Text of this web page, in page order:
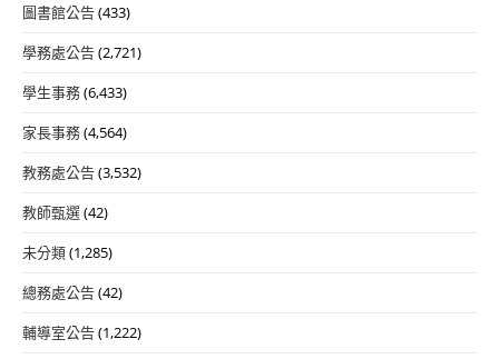
圖書館公告(433)
學務處公告(2,721)
學生事務(6,433)
家長事務(4,564)
教務處公告(3,532)
教師甄選(42)
未分類(1,285)
總務處公告(42)
輔導室公告(1,222)